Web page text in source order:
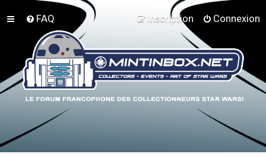
FAQ Connexion
Inscription